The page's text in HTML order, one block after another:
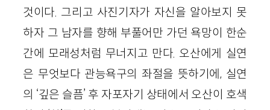
것이다. 그리고 사진기자가 자신을 알아보지 못
하자 그 남자를 향해 부풀어만 가던 욕망이 한순
간에 모래성처럼 무너지고 만다. 오산에게 실연
은 무엇보다 관능욕구의 좌절을 뜻하기에, 실연
의 ‘깊은 슬픔’ 후 자포자기 상태에서 오산이 호색